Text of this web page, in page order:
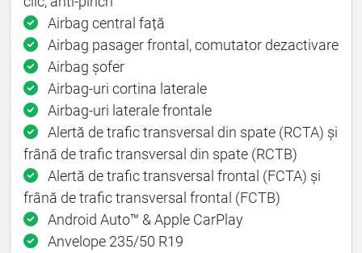
Airbag central față
Airbag pasager frontal, comutator dezactivare
Airbag șofer
Airbag-uri cortina laterale
Airbag-uri laterale frontale
Alertă de trafic transversal din spate (RCTA) și
frână de trafic transversal din spate (RCTB)
Alertă de trafic transversal frontal (FCTA) și
frână de trafic transversal frontal (FCTB)
Android Auto™ & Apple CarPlay
Anvelope 235/50 R19